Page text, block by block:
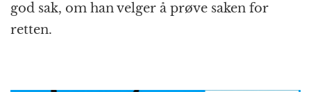
god sak, om han velger å prøve saken for
retten.